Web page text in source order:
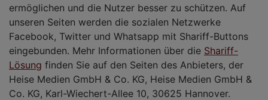
ermöglichen und die Nutzer besser zu schützen. Auf
unseren Seiten werden die sozialen Netzwerke
Facebook, Twitter und Whatsapp mit Shariff-Buttons
eingebunden. Mehr Informationen über die Shariff-
Lösung finden Sie auf den Seiten des Anbieters, der
Heise Medien GmbH & Co. KG, Heise Medien GmbH &
Co. KG, Karl-Wiechert-Allee 10, 30625 Hannover.